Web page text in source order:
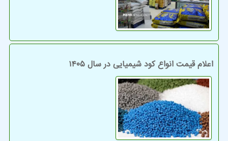
اعلام قیمت انواع کود شیمیایی در سال ۱۴۰۵